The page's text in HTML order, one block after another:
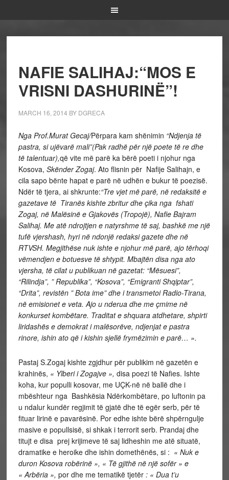
NAFIE SALIHAJ:“MOS E
VRISNI DASHURINË”!
MARCH 16, 2014 BY DGRECA
Nga Prof.Murat Gecaj/Përpara kam shënimin “Ndjenja të
pastra, si ujëvarë mali”(Pak radhë për një poete të re dhe
të talentuar),që vite më parë ka bërë poeti i njohur nga
Kosova, Skënder Zogaj. Ato flisnin për Nafije Salihajn, e
cila sapo bënte hapat e parë në udhën e bukur të poezisë.
Ndër të tjera, ai shkrunte:“Tre vjet më parë, në redaksitë e
gazetave të Tiranës kishte zbritur dhe çika nga fshati
Zogaj, në Malësinë e Gjakovës (Tropojë), Nafie Bajram
Salihaj. Me atë ndrojtjen e natyrshme të saj, bashkë me një
tufë vjershash, hyri në ndonjë redaksi gazete dhe në
RTVSH. Megjithëse nuk ishte e njohur më parë, ajo tërhoqi
vëmendjen e botuesve të shtypit. Mbajtën disa nga ato
vjersha, të cilat u publikuan në gazetat: “Mësuesi”,
“Rilindja”, ” Republika”, “Kosova”, “Emigranti Shqiptar”,
“Drita”, revistën ” Bota ime” dhe i transmetoi Radio-Tirana,
në emisionet e veta. Ajo u nderua dhe me çmime në
konkurset kombëtare. Traditat e shquara atdhetare, shpirti
liridashës e demokrat i malësorëve, ndjenjat e pastra
rinore, ishin ato që i kishin sjellë frymëzimin e parë… ».
Pastaj S.Zogaj kishte zgjdhur për publikim në gazetën e
krahinës, « Ylberi i Zogajve », disa poezi të Nafies. Ishte
koha, kur populli kosovar, me UÇK-në në ballë dhe i
mbështeur nga Bashkësia Ndërkombëtare, po luftonin pa
u ndalur kundër regjimit të gjatë dhe të egër serb, për të
fituar lirinë e pavarësinë. Por edhe ishte bërë shpërngulje
masive e popullsisë, si shkak i terrorit serb. Prandaj dhe
titujt e disa prej krijimeve të saj lidheshin me atë situatë,
dramatike e heroike dhe ishin domethënës, si : « Nuk e
duron Kosova robërinë », « Të gjithë në një sofër » e
« Arbëria », por dhe me tematikë tjetër : « Dua t’u